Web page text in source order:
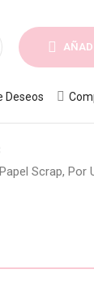
Deseos
Papel Scrap, Por